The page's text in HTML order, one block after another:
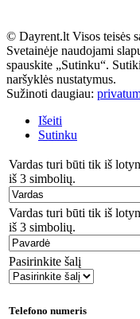
© Dayrent.lt Visos teisės
Svetainėje naudojami
spauskite „Sutinku“.
naršyklės nustatymus.
Sužinoti daugiau:
Išeiti
Sutinku
Vardas turi būti tik iš
iš 3 simbolių.
Vardas turi būti tik iš
iš 3 simbolių.
Pasirinkite šalį
Telefono numeris